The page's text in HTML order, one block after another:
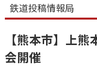
鉄道投稿情報局
【熊本市】上
会開催